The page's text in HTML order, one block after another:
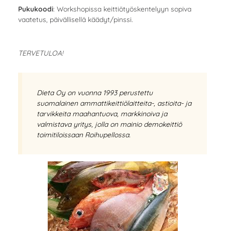
Pukukoodi: Workshopissa keittiötyöskentelyyn sopiva
vaatetus, päivällisellä käädyt/pinssi.
TERVETULOA!
Dieta Oy on vuonna 1993 perustettu
suomalainen ammattikeittiölaitteita-, astioita- ja
tarvikkeita maahantuova, markkinoiva ja
valmistava yritys, jolla on mainio demokeittiö
toimitiloissaan Roihupellossa.